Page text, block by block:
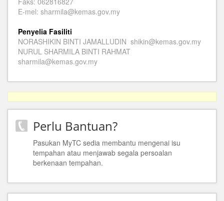
E-mel: sharmila@kemas.gov.my
Penyelia Fasiliti
NORASHIKIN BINTI JAMALLUDIN shikin@kemas.gov.my
NURUL SHARMILA BINTI RAHMAT
sharmila@kemas.gov.my
Perlu Bantuan?
Pasukan MyTC sedia membantu mengenai isu
tempahan atau menjawab segala persoalan
berkenaan tempahan.